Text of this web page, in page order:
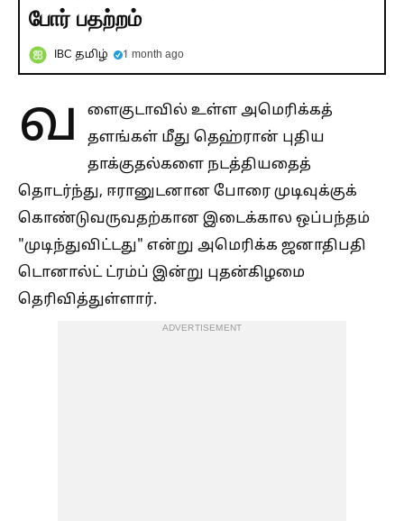
போர் பதற்றம்
IBC தமிழ் 1 month ago
வ
ளைகுடாவில் உள்ள அமெரிக்கத்
தளங்கள் மீது தெஹ்ரான் புதிய
தாக்குதல்களை நடத்தியதைத்
தொடர்ந்து, ஈரானுடனான போரை முடிவுக்குக்
கொண்டுவருவதற்கான இடைக்கால ஒப்பந்தம்
"முடிந்துவிட்டது" என்று அமெரிக்க ஜனாதிபதி
டொனால்ட் ட்ரம்ப் இன்று புதன்கிழமை
தெரிவித்துள்ளார்.
ADVERTISEMENT